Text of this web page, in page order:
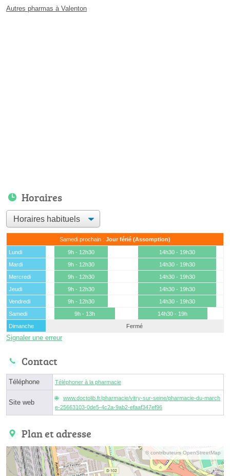
Autres pharmas à Valenton
Horaires
Samedi prochain : Jour férié (Assomption)
Lundi 9h - 12h30
14h30 - 19h30
Mardi
9h - 12h30
14h30 - 19h30
Mercredi
9h - 12h30
14h30 - 19h30
Jeudi
9h - 12h30
14h30 - 19h30
Vendredi
9h - 12h30
14h30 - 19h30
Samedi
9h - 13h
14h30 - 19h
Dimanche
Fermé
Signaler une erreur
Contact
Téléphone Téléphoner à la pharmacie
Site web
www.doctolib.fr/pharmacie/vitry-sur-seine/pharmacie-du-march
e-25663103-0de5-4c2a-9ab2-efaaf347ef96
Plan et adresse
© contributeurs OpenStreetMap